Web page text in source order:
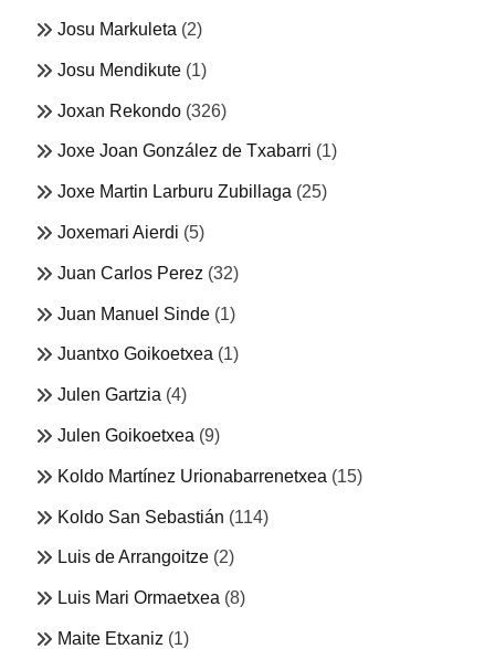
Josu Markuleta (2)
Josu Mendikute (1)
Joxan Rekondo (326)
Joxe Joan González de Txabarri (1)
Joxe Martin Larburu Zubillaga (25)
Joxemari Aierdi (5)
Juan Carlos Perez (32)
Juan Manuel Sinde (1)
Juantxo Goikoetxea (1)
Julen Gartzia (4)
Julen Goikoetxea (9)
Koldo Martínez Urionabarrenetxea (15)
Koldo San Sebastián (114)
Luis de Arrangoitze (2)
Luis Mari Ormaetxea (8)
Maite Etxaniz (1)